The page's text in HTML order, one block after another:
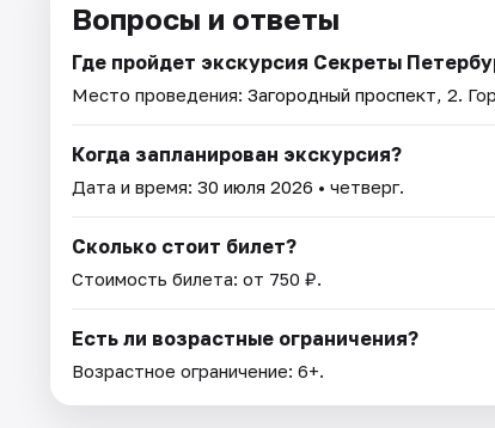
Вопросы и ответы
Где пройдет экскурсия Секреты
Место проведения: Загородный проспект, 2.
Когда запланирован экскурсия?
Дата и время: 30 июля 2026 • четверг.
Сколько стоит билет?
Стоимость билета: от 750 ₽.
Есть ли возрастные ограничения?
Возрастное ограничение: 6+.